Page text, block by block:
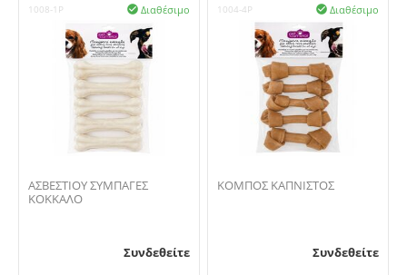
1008-1P Διαθέσιμο

ΑΣΒΕΣΤΙΟΥ ΣΥΜΠΑΓΕΣ
ΚΟΚΚΑΛΟ
Συνδεθείτε
1004-4P Διαθέσιμο

ΚΟΜΠΟΣ ΚΑΠΝΙΣΤΟΣ
Συνδεθείτε